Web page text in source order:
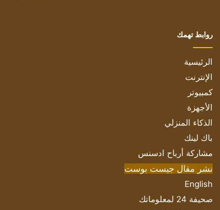
روابط تهمك
الرئيسية
الإنترنت
كمبيوتر
الأجهزة
الذكاء المنزلي
باك لينك
مشاركة أرباح ادسنس
نشر مقال جيست بوست
English
صحيفة 24 لمعلوماتك